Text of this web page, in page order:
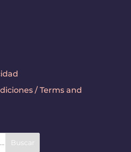
/ Terms and
Buscar